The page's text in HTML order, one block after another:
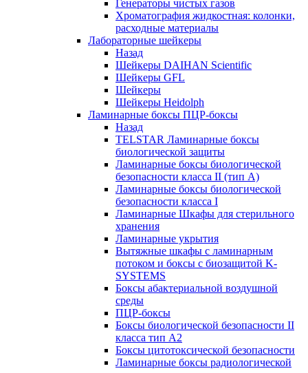
Генераторы чистых газов
Хроматография жидкостная: колонки,
расходные материалы
Лабораторные шейкеры
Назад
Шейкеры DAIHAN Scientific
Шейкеры GFL
Шейкеры
Шейкеры Heidolph
Ламинарные боксы ПЦР-боксы
Назад
TELSTAR Ламинарные боксы
биологической защиты
Ламинарные боксы биологической
безопасности класса II (тип А)
Ламинарные боксы биологической
безопасности класса I
Ламинарные Шкафы для стерильного
хранения
Ламинарные укрытия
Вытяжные шкафы с ламинарным
потоком и боксы с биозащитой K-
SYSTEMS
Боксы абактериальной воздушной
среды
ПЦР-боксы
Боксы биологической безопасности II
класса тип A2
Боксы цитотоксической безопасности
Ламинарные боксы радиологической